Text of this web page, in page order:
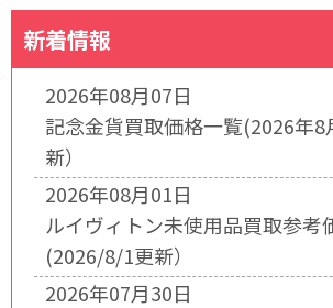
新着情報
2026年08月07日
記念金貨買取価格一覧(2026年8
新）
2026年08月01日
ルイヴィトン未使用品買取参考
(2026/8/1更新）
2026年07月30日